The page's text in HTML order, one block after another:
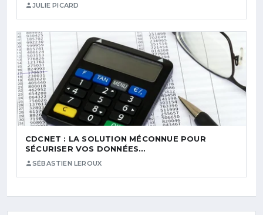
JULIE PICARD
CDCNET : LA SOLUTION MÉCONNUE POUR
SÉCURISER VOS DONNÉES…
SÉBASTIEN LEROUX